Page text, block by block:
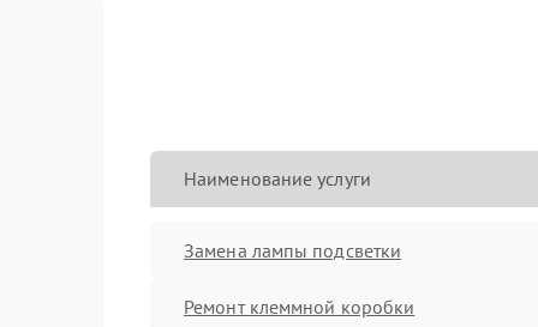
Наименование услуги
Замена лампы подсветки
Ремонт клеммной коробки